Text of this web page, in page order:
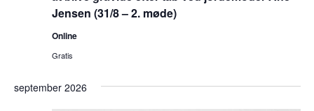
Jensen (31/8 – 2. møde)
Online
Gratis
september 2026